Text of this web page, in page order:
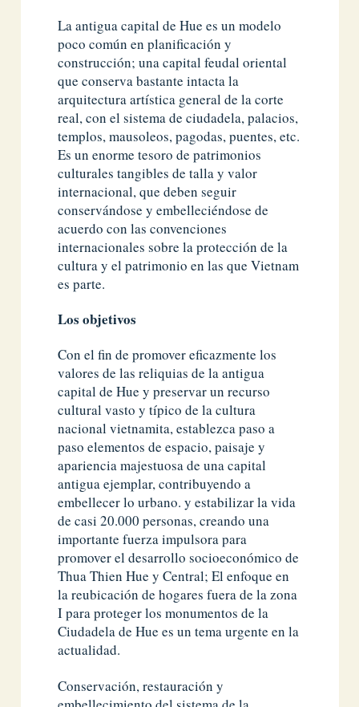
La antigua capital de Hue es un modelo
poco común en planificación y
construcción; una capital feudal oriental
que conserva bastante intacta la
arquitectura artística general de la corte
real, con el sistema de ciudadela, palacios,
templos, mausoleos, pagodas, puentes, etc.
Es un enorme tesoro de patrimonios
culturales tangibles de talla y valor
internacional, que deben seguir
conservándose y embelleciéndose de
acuerdo con las convenciones
internacionales sobre la protección de la
cultura y el patrimonio en las que Vietnam
es parte.
Los objetivos
Con el fin de promover eficazmente los
valores de las reliquias de la antigua
capital de Hue y preservar un recurso
cultural vasto y típico de la cultura
nacional vietnamita, establezca paso a
paso elementos de espacio, paisaje y
apariencia majestuosa de una capital
antigua ejemplar, contribuyendo a
embellecer lo urbano. y estabilizar la vida
de casi 20.000 personas, creando una
importante fuerza impulsora para
promover el desarrollo socioeconómico de
Thua Thien Hue y Central; El enfoque en
la reubicación de hogares fuera de la zona
I para proteger los monumentos de la
Ciudadela de Hue es un tema urgente en la
actualidad.
Conservación, restauración y